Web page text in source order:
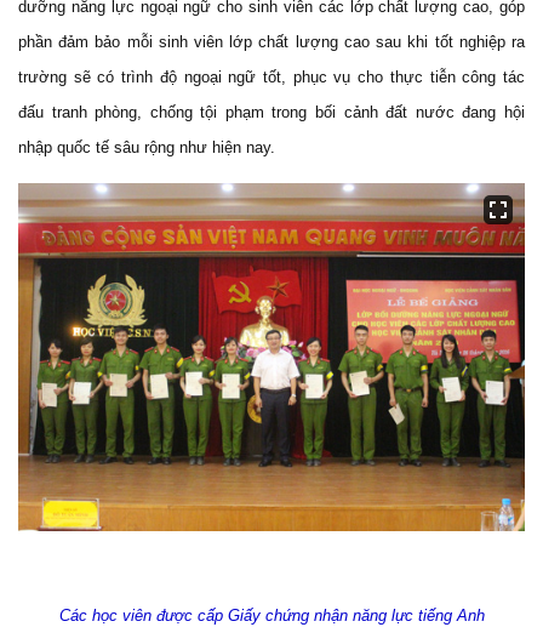
dưỡng năng lực ngoại ngữ cho sinh viên các lớp chất lượng cao, góp
phần đảm bảo mỗi sinh viên lớp chất lượng cao sau khi tốt nghiệp ra
trường sẽ có trình độ ngoại ngữ tốt, phục vụ cho thực tiễn công tác
đấu tranh phòng, chống tội phạm trong bối cảnh đất nước đang hội
nhập quốc tế sâu rộng như hiện nay.
Các học viên được cấp Giấy chứng nhận năng lực tiếng Anh